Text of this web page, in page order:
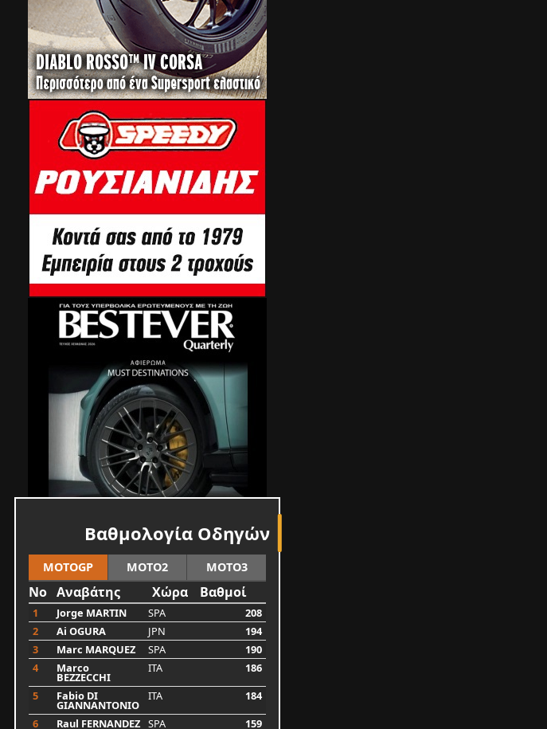
Βαθμολογία Οδηγών
MOTOGP MOTO2 MOTO3
No Αναβάτης Χώρα Βαθμοί
1 Jorge MARTIN SPA
208
2
Ai OGURA JPN
194
3
Marc MARQUEZ SPA
190
4
Marco
BEZZECCHI
ITA
186
5
Fabio DI
GIANNANTONIO
ITA
184
6
Raul FERNANDEZ SPA 159